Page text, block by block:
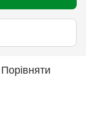
Порівняти